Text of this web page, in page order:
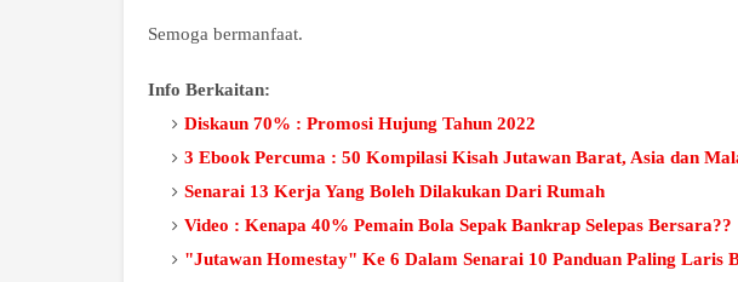
Semoga bermanfaat.
Info Berkaitan:
Diskaun 70% : Promosi Hujung Tahun 2022
3 Ebook Percuma : 50 Kompilasi Kisah Jutawan Barat, Asia dan
Senarai 13 Kerja Yang Boleh Dilakukan Dari Rumah
Video : Kenapa 40% Pemain Bola Sepak Bankrap Selepas Bersara??
"Jutawan Homestay" Ke 6 Dalam Senarai 10 Panduan Paling Laris